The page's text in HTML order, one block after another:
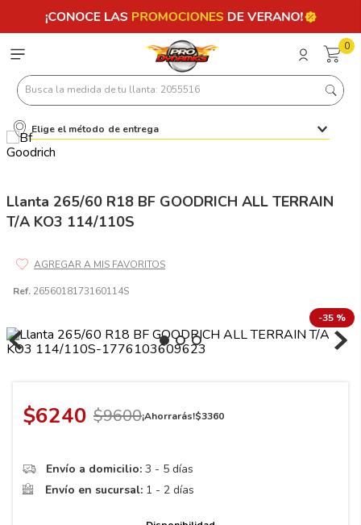
0
Busca la medida de tu llanta: 2055516
Elige el método de entrega
Llanta 265/60 R18 BF GOODRICH ALL TERRAIN
T/A KO3 114/110S
Ref. 2656018173160114S
-35 %
$6240 $9600¡Ahorrarás!$3360
Envío a domicilio: 3 - 5 días
Envío en sucursal: 1 - 2 días
Términos más buscados
7.245
10.
265